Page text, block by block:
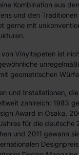
Kombination aus
und den
gerne mit
von Vinyltapeten ist
geometrischen
und Installationen,
zahlreich: 1983
Award in Osaka,
für die deutsche
und 2011 gewann